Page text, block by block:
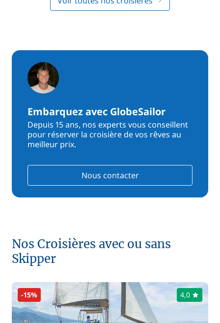
Embarquez avec GlobeSailor
Depuis 15 ans, nos experts vous conseillent
pour réserver la croisière de vos rêves au
meilleur prix.
Nous contacter
Nos Croisières avec ou sans
Skipper
-15% 4,0